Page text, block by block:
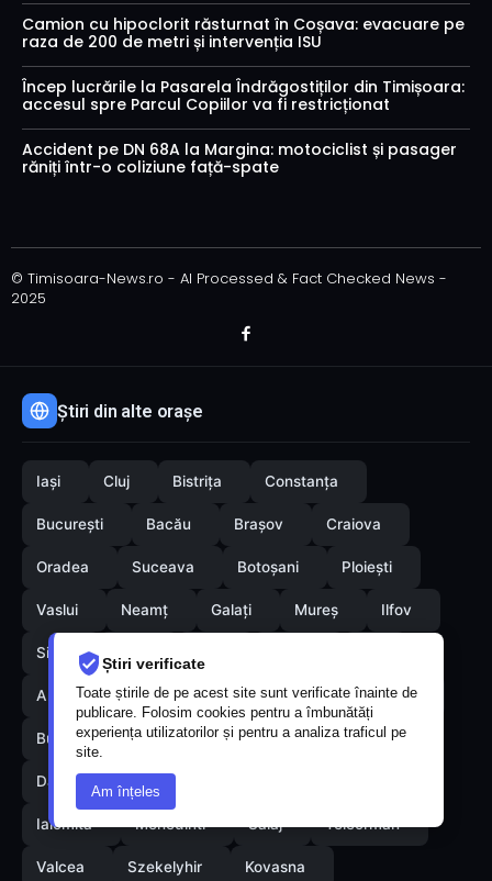
Știri verificate
Toate știrile de pe acest site sunt verificate înainte de
publicare. Folosim cookies pentru a îmbunătăți
experiența utilizatorilor și pentru a analiza traficul pe
site.
Am înțeles
Camion cu hipoclorit răsturnat în Coșava: evacuare pe
raza de 200 de metri și intervenția ISU
Încep lucrările la Pasarela Îndrăgostiților din Timișoara:
accesul spre Parcul Copiilor va fi restricționat
Accident pe DN 68A la Margina: motociclist și pasager
răniți într-o coliziune față-spate
© Timisoara-News.ro - AI Processed & Fact Checked News -
2025
Știri din alte orașe
Iași Cluj Bistrița Constanța
București Bacău Brașov Craiova
Oradea Suceava Botoșani Ploiești
Vaslui Neamț Galați Mureș Ilfov
Sibiu
Arges Maramures Vrancea Satumare
Buzau Braila Calarasi Caras-Severin
Dambovita Giurgiu
Ialomita Mehedinti Salaj Teleorman
Valcea Szekelyhir Kovasna